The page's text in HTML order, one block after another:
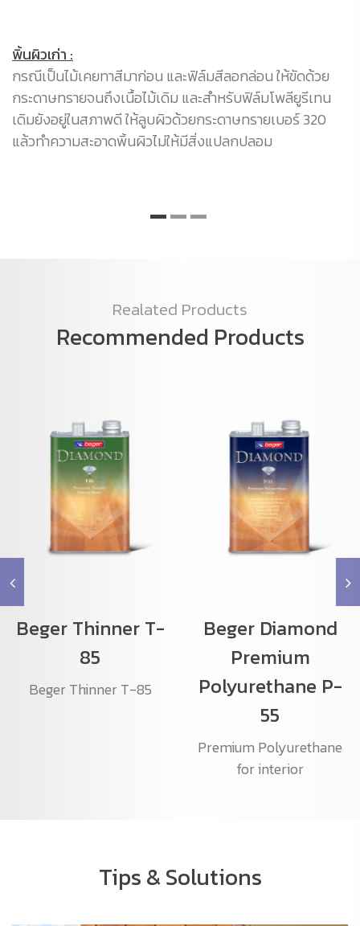
พิ้นผิวเก่า :
กรณีเป็นไม้เคยทาสีมาก่อน และฟิล์มสีลอกล่อน ให้ขัดด้วย
กระดาษทรายจนถึงเนื้อไม้เดิม และสำหรับฟิล์มโพลียูรีเทน
เดิมยังอยู่ในสภาพดี ให้ลูบผิวด้วยกระดาษทรายเบอร์ 320
แล้วทำความสะอาดพิ้นผิวไม่ให้มีสิ่งแปลกปลอม
Realated Products
Recommended Products
Beger Thinner T-
85
Beger Thinner T-85
Beger Diamond
Premium
Polyurethane P-
55
Premium Polyurethane
for interior
Tips & Solutions